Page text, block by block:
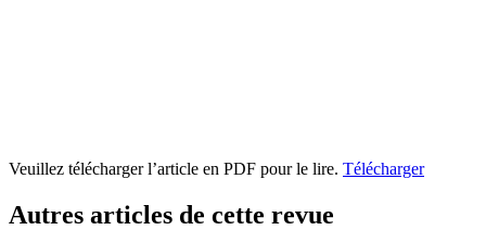
Veuillez télécharger l’article en PDF pour le lire. Télécharger
Autres articles de cette revue